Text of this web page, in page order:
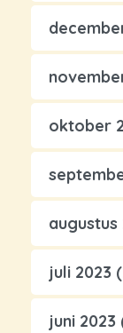
oktober
augustus
juli 2023
juni 2023